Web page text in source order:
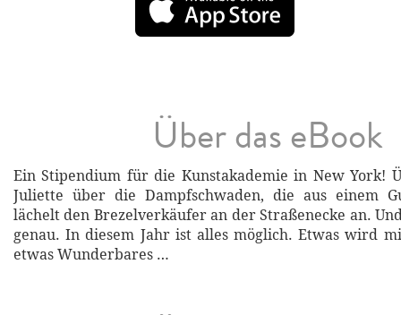
Über das eBook
Ein Stipendium für die Kunstakademie in New York!
Juliette über die Dampfschwaden, die aus einem
lächelt den Brezelverkäufer an der Straßenecke an.
genau. In diesem Jahr ist alles möglich. Etwas wird
etwas Wunderbares …